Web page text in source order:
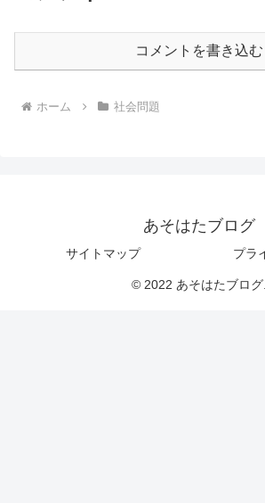
コメントを書き込む
ホーム 社会問題
あそはたブログ
サイトマップ プラ
© 2022 あそはたブログ.